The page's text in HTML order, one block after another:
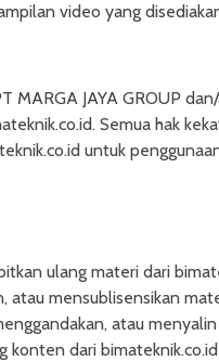
video yang
MARGA JAYA GROUP
Semua hak
untuk
ulang materi dari
atau mensublisensikan
atau
konten dari bimateknik.co.id